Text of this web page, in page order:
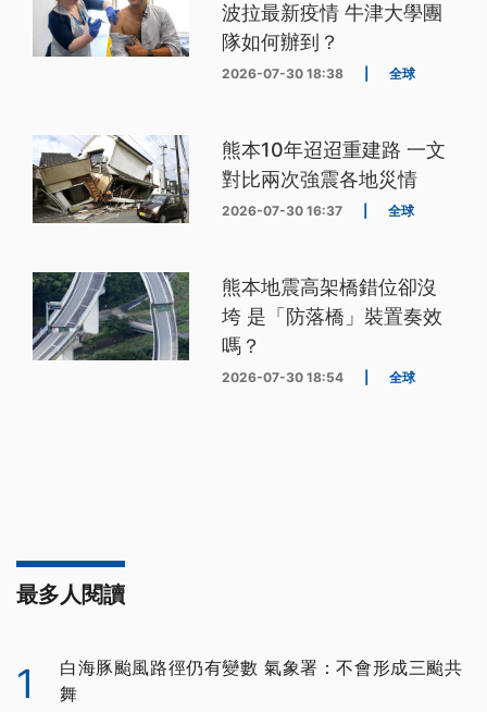
波拉最新疫情 牛津大學團
隊如何辦到？
2026-07-30 18:38 全球
熊本10年迢迢重建路 一文
對比兩次強震各地災情
2026-07-30 16:37 全球
熊本地震高架橋錯位卻沒
垮 是「防落橋」裝置奏效
嗎？
2026-07-30 18:54 全球
最多人閱讀
1
白海豚颱風路徑仍有變數 氣象署：不會形成三颱共
舞